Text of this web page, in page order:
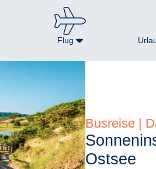
Flug
Busreise |
Ostsee